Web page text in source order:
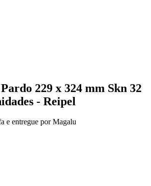
229 x 324 mm Skn 32
- Reipel
e entregue por Magalu